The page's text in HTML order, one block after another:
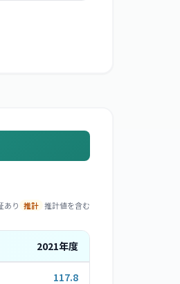
あり 推計 推計値を含む
2021年度
117.8